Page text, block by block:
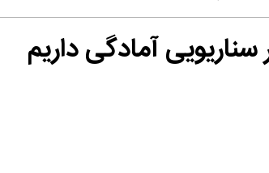
آمادگی داریم